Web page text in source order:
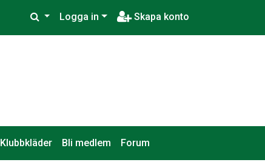
Logga in Skapa konto
Klubbkläder Bli medlem Forum